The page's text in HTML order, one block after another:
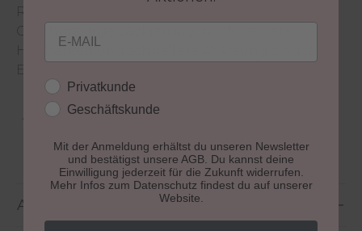
Recolution Textur einem Nagellack.
Haltbarkeit und schnellere Ablösung sind die
Ergebnisse der intensiven Überarbeitung.
Aushärtung:
Größe: 10 ml
Anwendung
Email
Kundengruppe
Privatkunde
Geschäftskunde
Mit der Anmeldung erhältst du unseren Newsletter
und bestätigst unsere AGB. Du kannst deine
Einwilligung jederzeit für die Zukunft widerrufen.
Mehr Infos zum Datenschutz findest du auf unserer
Website.